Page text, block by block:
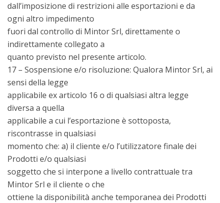
dall’imposizione di restrizioni alle esportazioni e da
ogni altro impedimento
fuori dal controllo di Mintor Srl, direttamente o
indirettamente collegato a
quanto previsto nel presente articolo.
17 – Sospensione e/o risoluzione: Qualora Mintor Srl, ai
sensi della legge
applicabile ex articolo 16 o di qualsiasi altra legge
diversa a quella
applicabile a cui l’esportazione è sottoposta,
riscontrasse in qualsiasi
momento che: a) il cliente e/o l’utilizzatore finale dei
Prodotti e/o qualsiasi
soggetto che si interpone a livello contrattuale tra
Mintor Srl e il cliente o che
ottiene la disponibilità anche temporanea dei Prodotti